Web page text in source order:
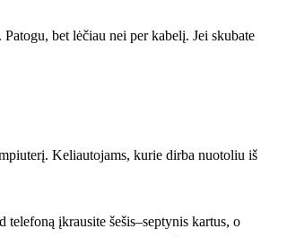
bet lėčiau nei per kabelį. Jei skubate
Keliautojams, kurie dirba nuotoliu iš
įkrausite šešis–septynis kartus, o